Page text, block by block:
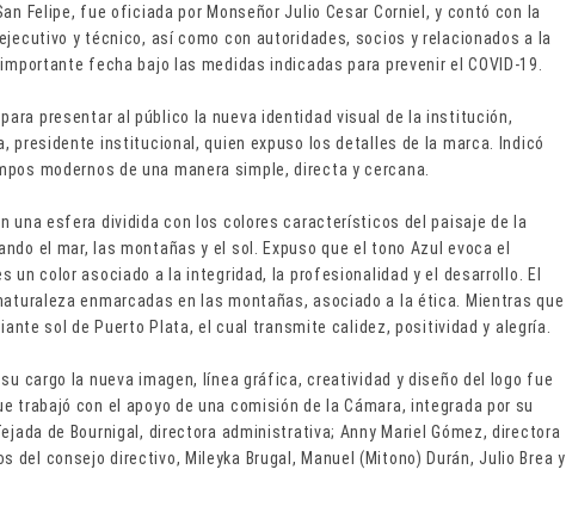
Felipe, fue oficiada por Monseñor Julio Cesar Corniel, y contó con la
y técnico, así como con autoridades, socios y relacionados a la
fecha bajo las medidas indicadas para prevenir el COVID-19.
presentar al público la nueva identidad visual de la institución,
presidente institucional, quien expuso los detalles de la marca. Indicó
modernos de una manera simple, directa y cercana.
una esfera dividida con los colores característicos del paisaje de la
el mar, las montañas y el sol. Expuso que el tono Azul evoca el
un color asociado a la integridad, la profesionalidad y el desarrollo. El
enmarcadas en las montañas, asociado a la ética. Mientras que
sol de Puerto Plata, el cual transmite calidez, positividad y alegría.
cargo la nueva imagen, línea gráfica, creatividad y diseño del logo fue
trabajó con el apoyo de una comisión de la Cámara, integrada por su
de Bournigal, directora administrativa; Anny Mariel Gómez, directora
del consejo directivo, Mileyka Brugal, Manuel (Mitono) Durán, Julio Brea y